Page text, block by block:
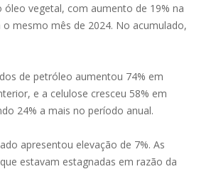
vegetal, com aumento de 19% na
mesmo mês de 2024. No acumulado,
de petróleo aumentou 74% em
e a celulose cresceu 58% em
24% a mais no período anual.
apresentou elevação de 7%. As
estavam estagnadas em razão da